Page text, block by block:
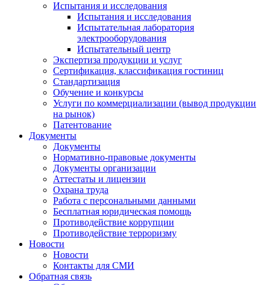
Испытания и исследования
Испытания и исследования
Испытательная лаборатория
электрооборудования
Испытательный центр
Экспертиза продукции и услуг
Сертификация, классификация гостиниц
Стандартизация
Обучение и конкурсы
Услуги по коммерциализации (вывод продукции
на рынок)
Патентование
Документы
Документы
Нормативно-правовые документы
Документы организации
Аттестаты и лицензии
Охрана труда
Работа с персональными данными
Бесплатная юридическая помощь
Противодействие коррупции
Противодействие терроризму
Новости
Новости
Контакты для СМИ
Обратная связь